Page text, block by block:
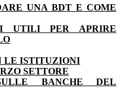
UNA BDT E COME
UTILI PER APRIRE
LE ISTITUZIONI
SETTORE
BANCHE DEL